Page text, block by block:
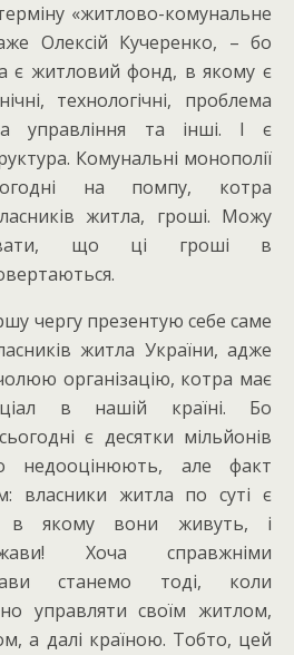
«житлово-комунальне
Олексій Кучеренко, – бо
є житловий фонд, в якому є
технологічні, проблема
управління та інші. І є
Комунальні монополії
на помпу, котра
житла, гроші. Можу
що ці гроші в
чергу презентую себе саме
житла України, адже
організацію, котра має
в нашій країні. Бо
є десятки мільйонів
недооцінюють, але факт
власники житла по суті є
в якому вони живуть, і
Хоча справжніми
станемо тоді, коли
управляти своїм житлом,
а далі країною. Тобто, цей